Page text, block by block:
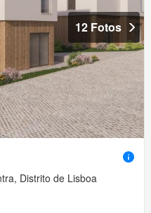
12 Fotos
Distrito de Lisboa